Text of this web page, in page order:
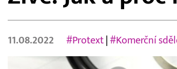
11.08.2022 #Protext| #Komerční